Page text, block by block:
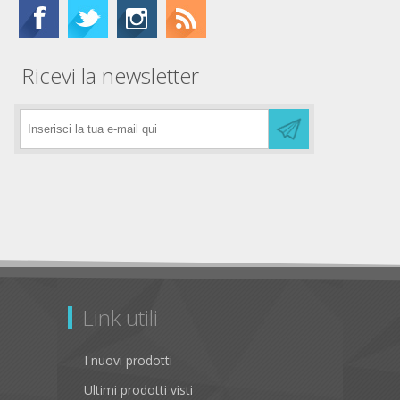
Ricevi la newsletter
Link utili
I nuovi prodotti
Ultimi prodotti visti